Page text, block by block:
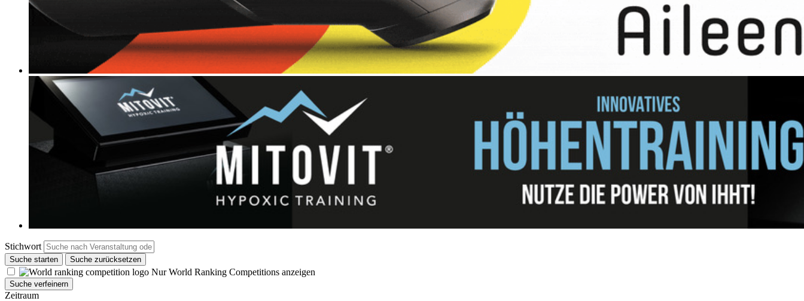
Stichwort
Suche starten Suche zurücksetzen
Nur World Ranking Competitions anzeigen
Suche verfeinern
Zeitraum